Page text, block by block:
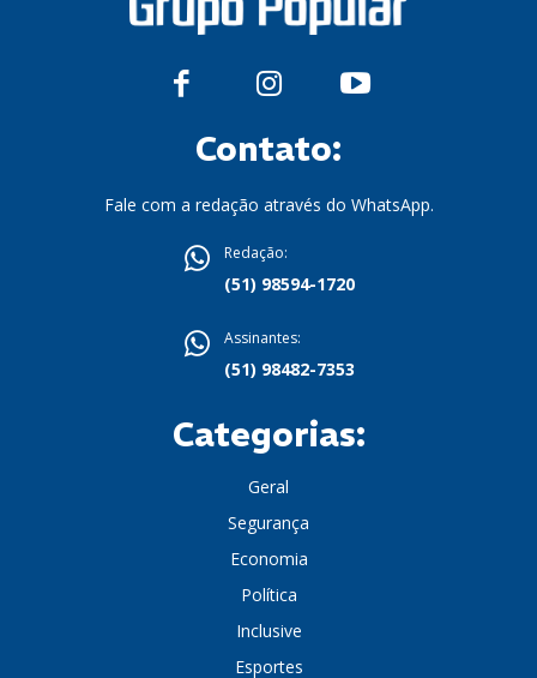
Contato:
Fale com a redação através do WhatsApp.
Redação:
(51) 98594-1720
Assinantes:
(51) 98482-7353
Categorias:
Geral
Segurança
Economia
Política
Inclusive
Esportes